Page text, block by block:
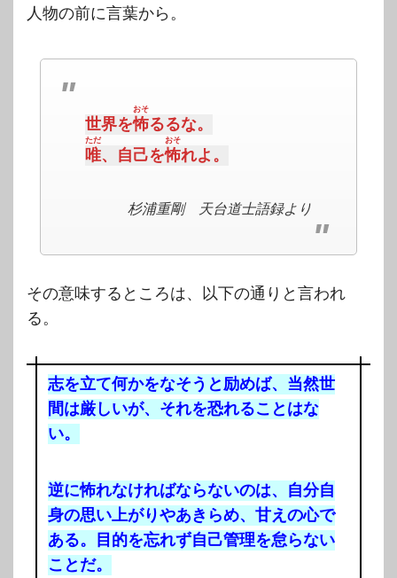
人物の前に言葉から。
世界を怖
おそ
るるな。
唯
ただ
、自己を怖
おそ
れよ。
杉浦重剛 天台道士語録より
その意味するところは、以下の通りと言われ
る。
志を立て何かをなそうと励めば、当然世
間は厳しいが、それを恐れることはな
い。
逆に怖れなければならないのは、自分自
身の思い上がりやあきらめ、甘えの心で
ある。目的を忘れず自己管理を怠らない
ことだ。